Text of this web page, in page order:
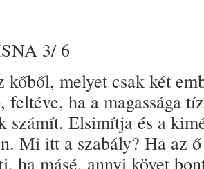
3/ 6
kőből, melyet csak két
feltéve, ha a magassága
számít. Elsimítja és a
Mi itt a szabály? Ha az
ha másé, annyi követ